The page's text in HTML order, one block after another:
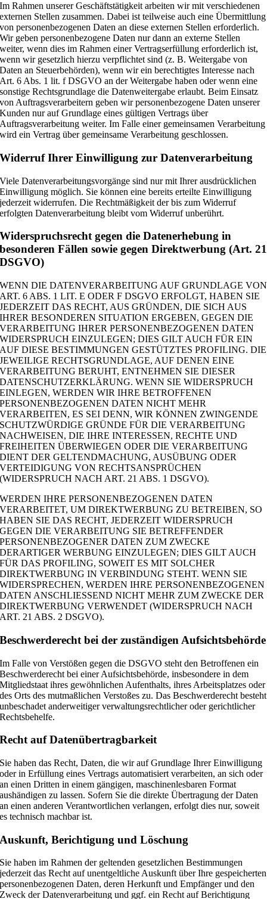
Im Rahmen unserer Geschäftstätigkeit arbeiten wir mit verschiedenen
externen Stellen zusammen. Dabei ist teilweise auch eine Übermittlung
von personenbezogenen Daten an diese externen Stellen erforderlich.
Wir geben personenbezogene Daten nur dann an externe Stellen
weiter, wenn dies im Rahmen einer Vertragserfüllung erforderlich ist,
wenn wir gesetzlich hierzu verpflichtet sind (z. B. Weitergabe von
Daten an Steuerbehörden), wenn wir ein berechtigtes Interesse nach
Art. 6 Abs. 1 lit. f DSGVO an der Weitergabe haben oder wenn eine
sonstige Rechtsgrundlage die Datenweitergabe erlaubt. Beim Einsatz
von Auftragsverarbeitern geben wir personenbezogene Daten unserer
Kunden nur auf Grundlage eines gültigen Vertrags über
Auftragsverarbeitung weiter. Im Falle einer gemeinsamen Verarbeitung
wird ein Vertrag über gemeinsame Verarbeitung geschlossen.
Widerruf Ihrer Einwilligung zur Datenverarbeitung
Viele Datenverarbeitungsvorgänge sind nur mit Ihrer ausdrücklichen
Einwilligung möglich. Sie können eine bereits erteilte Einwilligung
jederzeit widerrufen. Die Rechtmäßigkeit der bis zum Widerruf
erfolgten Datenverarbeitung bleibt vom Widerruf unberührt.
Widerspruchsrecht gegen die Datenerhebung in
besonderen Fällen sowie gegen Direktwerbung (Art. 21
DSGVO)
WENN DIE DATENVERARBEITUNG AUF GRUNDLAGE VON
ART. 6 ABS. 1 LIT. E ODER F DSGVO ERFOLGT, HABEN SIE
JEDERZEIT DAS RECHT, AUS GRÜNDEN, DIE SICH AUS
IHRER BESONDEREN SITUATION ERGEBEN, GEGEN DIE
VERARBEITUNG IHRER PERSONENBEZOGENEN DATEN
WIDERSPRUCH EINZULEGEN; DIES GILT AUCH FÜR EIN
AUF DIESE BESTIMMUNGEN GESTÜTZTES PROFILING. DIE
JEWEILIGE RECHTSGRUNDLAGE, AUF DENEN EINE
VERARBEITUNG BERUHT, ENTNEHMEN SIE DIESER
DATENSCHUTZERKLÄRUNG. WENN SIE WIDERSPRUCH
EINLEGEN, WERDEN WIR IHRE BETROFFENEN
PERSONENBEZOGENEN DATEN NICHT MEHR
VERARBEITEN, ES SEI DENN, WIR KÖNNEN ZWINGENDE
SCHUTZWÜRDIGE GRÜNDE FÜR DIE VERARBEITUNG
NACHWEISEN, DIE IHRE INTERESSEN, RECHTE UND
FREIHEITEN ÜBERWIEGEN ODER DIE VERARBEITUNG
DIENT DER GELTENDMACHUNG, AUSÜBUNG ODER
VERTEIDIGUNG VON RECHTSANSPRÜCHEN
(WIDERSPRUCH NACH ART. 21 ABS. 1 DSGVO).
WERDEN IHRE PERSONENBEZOGENEN DATEN
VERARBEITET, UM DIREKTWERBUNG ZU BETREIBEN, SO
HABEN SIE DAS RECHT, JEDERZEIT WIDERSPRUCH
GEGEN DIE VERARBEITUNG SIE BETREFFENDER
PERSONENBEZOGENER DATEN ZUM ZWECKE
DERARTIGER WERBUNG EINZULEGEN; DIES GILT AUCH
FÜR DAS PROFILING, SOWEIT ES MIT SOLCHER
DIREKTWERBUNG IN VERBINDUNG STEHT. WENN SIE
WIDERSPRECHEN, WERDEN IHRE PERSONENBEZOGENEN
DATEN ANSCHLIESSEND NICHT MEHR ZUM ZWECKE DER
DIREKTWERBUNG VERWENDET (WIDERSPRUCH NACH
ART. 21 ABS. 2 DSGVO).
Beschwerde­recht bei der zuständigen Aufsichts­behörde
Im Falle von Verstößen gegen die DSGVO steht den Betroffenen ein
Beschwerderecht bei einer Aufsichtsbehörde, insbesondere in dem
Mitgliedstaat ihres gewöhnlichen Aufenthalts, ihres Arbeitsplatzes oder
des Orts des mutmaßlichen Verstoßes zu. Das Beschwerderecht besteht
unbeschadet anderweitiger verwaltungsrechtlicher oder gerichtlicher
Rechtsbehelfe.
Recht auf Daten­übertrag­barkeit
Sie haben das Recht, Daten, die wir auf Grundlage Ihrer Einwilligung
oder in Erfüllung eines Vertrags automatisiert verarbeiten, an sich oder
an einen Dritten in einem gängigen, maschinenlesbaren Format
aushändigen zu lassen. Sofern Sie die direkte Übertragung der Daten
an einen anderen Verantwortlichen verlangen, erfolgt dies nur, soweit
es technisch machbar ist.
Auskunft, Berichtigung und Löschung
Sie haben im Rahmen der geltenden gesetzlichen Bestimmungen
jederzeit das Recht auf unentgeltliche Auskunft über Ihre gespeicherten
personenbezogenen Daten, deren Herkunft und Empfänger und den
Zweck der Datenverarbeitung und ggf. ein Recht auf Berichtigung